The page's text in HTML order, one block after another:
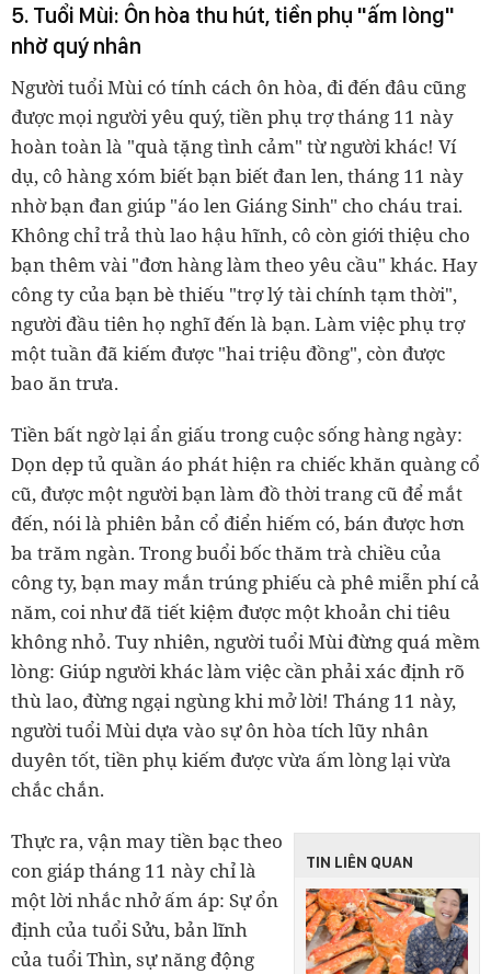
5. Tuổi Mùi: Ôn hòa thu hút, tiền phụ "ấm lòng"
nhờ quý nhân
Người tuổi Mùi có tính cách ôn hòa, đi đến đâu cũng
được mọi người yêu quý, tiền phụ trợ tháng 11 này
hoàn toàn là "quà tặng tình cảm" từ người khác! Ví
dụ, cô hàng xóm biết bạn biết đan len, tháng 11 này
nhờ bạn đan giúp "áo len Giáng Sinh" cho cháu trai.
Không chỉ trả thù lao hậu hĩnh, cô còn giới thiệu cho
bạn thêm vài "đơn hàng làm theo yêu cầu" khác. Hay
công ty của bạn bè thiếu "trợ lý tài chính tạm thời",
người đầu tiên họ nghĩ đến là bạn. Làm việc phụ trợ
một tuần đã kiếm được "hai triệu đồng", còn được
bao ăn trưa.
Tiền bất ngờ lại ẩn giấu trong cuộc sống hàng ngày:
Dọn dẹp tủ quần áo phát hiện ra chiếc khăn quàng cổ
cũ, được một người bạn làm đồ thời trang cũ để mắt
đến, nói là phiên bản cổ điển hiếm có, bán được hơn
ba trăm ngàn. Trong buổi bốc thăm trà chiều của
công ty, bạn may mắn trúng phiếu cà phê miễn phí cả
năm, coi như đã tiết kiệm được một khoản chi tiêu
không nhỏ. Tuy nhiên, người tuổi Mùi đừng quá mềm
lòng: Giúp người khác làm việc cần phải xác định rõ
thù lao, đừng ngại ngùng khi mở lời! Tháng 11 này,
người tuổi Mùi dựa vào sự ôn hòa tích lũy nhân
duyên tốt, tiền phụ kiếm được vừa ấm lòng lại vừa
chắc chắn.
TIN LIÊN QUAN
Thực ra, vận may tiền bạc theo
con giáp tháng 11 này chỉ là
một lời nhắc nhở ấm áp: Sự ổn
định của tuổi Sửu, bản lĩnh
của tuổi Thìn, sự năng động